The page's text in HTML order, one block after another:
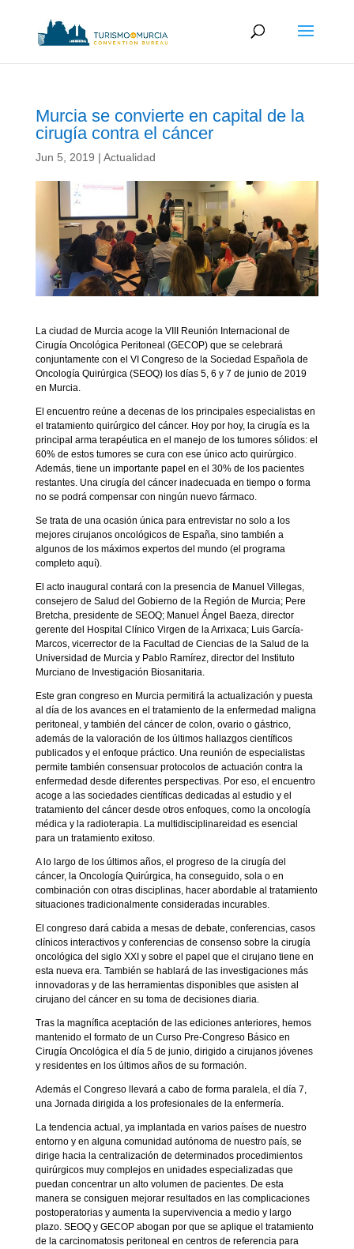
Murcia se convierte en capital de la
cirugía contra el cáncer
Jun 5, 2019 | Actualidad
La ciudad de Murcia acoge la VIII Reunión Internacional de
Cirugía Oncológica Peritoneal (GECOP) que se celebrará
conjuntamente con el VI Congreso de la Sociedad Española de
Oncología Quirúrgica (SEOQ) los días 5, 6 y 7 de junio de 2019
en Murcia.
El encuentro reúne a decenas de los principales especialistas en
el tratamiento quirúrgico del cáncer. Hoy por hoy, la cirugía es la
principal arma terapéutica en el manejo de los tumores sólidos: el
60% de estos tumores se cura con ese único acto quirúrgico.
Además, tiene un importante papel en el 30% de los pacientes
restantes. Una cirugía del cáncer inadecuada en tiempo o forma
no se podrá compensar con ningún nuevo fármaco.
Se trata de una ocasión única para entrevistar no solo a los
mejores cirujanos oncológicos de España, sino también a
algunos de los máximos expertos del mundo (el programa
completo aquí).
El acto inaugural contará con la presencia de Manuel Villegas,
consejero de Salud del Gobierno de la Región de Murcia; Pere
Bretcha, presidente de SEOQ; Manuel Ángel Baeza, director
gerente del Hospital Clínico Virgen de la Arrixaca; Luis García-
Marcos, vicerrector de la Facultad de Ciencias de la Salud de la
Universidad de Murcia y Pablo Ramírez, director del Instituto
Murciano de Investigación Biosanitaria.
Este gran congreso en Murcia permitirá la actualización y puesta
al día de los avances en el tratamiento de la enfermedad maligna
peritoneal, y también del cáncer de colon, ovario o gástrico,
además de la valoración de los últimos hallazgos científicos
publicados y el enfoque práctico. Una reunión de especialistas
permite también consensuar protocolos de actuación contra la
enfermedad desde diferentes perspectivas. Por eso, el encuentro
acoge a las sociedades científicas dedicadas al estudio y el
tratamiento del cáncer desde otros enfoques, como la oncología
médica y la radioterapia. La multidisciplinareidad es esencial
para un tratamiento exitoso.
A lo largo de los últimos años, el progreso de la cirugía del
cáncer, la Oncología Quirúrgica, ha conseguido, sola o en
combinación con otras disciplinas, hacer abordable al tratamiento
situaciones tradicionalmente consideradas incurables.
El congreso dará cabida a mesas de debate, conferencias, casos
clínicos interactivos y conferencias de consenso sobre la cirugía
oncológica del siglo XXI y sobre el papel que el cirujano tiene en
esta nueva era. También se hablará de las investigaciones más
innovadoras y de las herramientas disponibles que asisten al
cirujano del cáncer en su toma de decisiones diaria.
Tras la magnífica aceptación de las ediciones anteriores, hemos
mantenido el formato de un Curso Pre-Congreso Básico en
Cirugía Oncológica el día 5 de junio, dirigido a cirujanos jóvenes
y residentes en los últimos años de su formación.
Además el Congreso llevará a cabo de forma paralela, el día 7,
una Jornada dirigida a los profesionales de la enfermería.
La tendencia actual, ya implantada en varios países de nuestro
entorno y en alguna comunidad autónoma de nuestro país, se
dirige hacia la centralización de determinados procedimientos
quirúrgicos muy complejos en unidades especializadas que
puedan concentrar un alto volumen de pacientes. De esta
manera se consiguen mejorar resultados en las complicaciones
postoperatorias y aumenta la supervivencia a medio y largo
plazo. SEOQ y GECOP abogan por que se aplique el tratamiento
de la carcinomatosis peritoneal en centros de referencia para